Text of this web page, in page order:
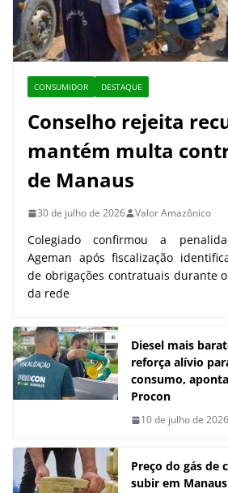
CONSUMIDOR DESTAQUE
Conselho rejeita
mantém multa
de Manaus
30 de julho de 2026 Valor Amazônico
Colegiado confirmou a
Ageman após fiscalização
de obrigações contratuais durante
da rede
Diesel mais
reforça alívio
consumo,
Procon
10 de julho de 2026
Preço do gás de
subir em